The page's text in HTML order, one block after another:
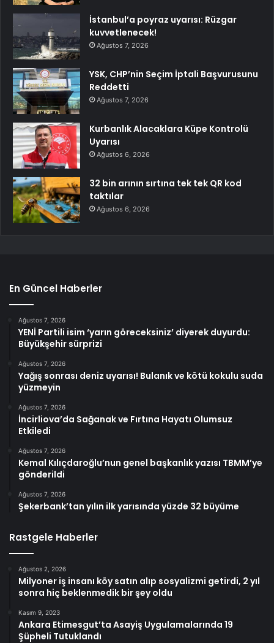
İstanbul’a poyraz uyarısı: Rüzgar
kuvvetlenecek!
Ağustos 7, 2026
YSK, CHP’nin Seçim İptali Başvurusunu
Reddetti
Ağustos 7, 2026
Kurbanlık Alacaklara Küpe Kontrolü
Uyarısı
Ağustos 6, 2026
32 bin arının sırtına tek tek QR kod
taktılar
Ağustos 6, 2026
En Güncel Haberler
Ağustos 7, 2026
YENİ Partili isim ‘yarın göreceksiniz’ diyerek duyurdu:
Büyükşehir sürprizi
Ağustos 7, 2026
Yağış sonrası deniz uyarısı! Bulanık ve kötü kokulu suda
yüzmeyin
Ağustos 7, 2026
İncirliova’da Sağanak ve Fırtına Hayatı Olumsuz
Etkiledi
Ağustos 7, 2026
Kemal Kılıçdaroğlu’nun genel başkanlık yazısı TBMM’ye
gönderildi
Ağustos 7, 2026
Şekerbank’tan yılın ilk yarısında yüzde 32 büyüme
Rastgele Haberler
Ağustos 2, 2026
Milyoner iş insanı köy satın alıp sosyalizmi getirdi, 2 yıl
sonra hiç beklenmedik bir şey oldu
Kasım 9, 2023
Ankara Etimesgut’ta Asayiş Uygulamalarında 19
Şüpheli Tutuklandı